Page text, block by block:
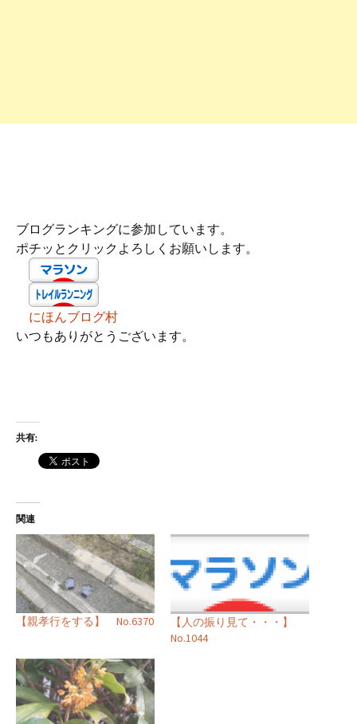
ブログランキングに参加しています。
ポチッとクリックよろしくお願いします。
にほんブログ村
いつもありがとうございます。
共有:
関連
【親孝行をする】 No.6370
【人の振り見て・・・】
No.1044